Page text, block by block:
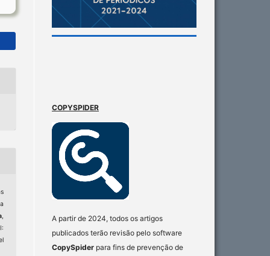
,
COPYSPIDER
A partir de 2024, todos os artigos
publicados terão revisão pelo software
CopySpider para fins de prevenção de